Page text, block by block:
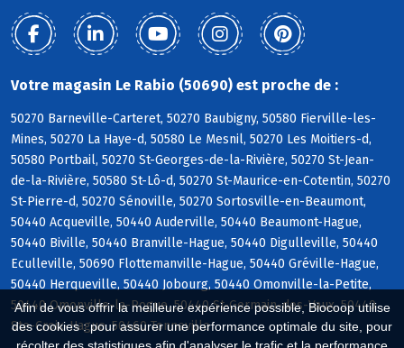
Afin de vous offrir la meilleure expérience possible, Biocoop utilise
des cookies : pour assurer une performance optimale du site, pour
Votre magasin Le Rabio (50690) est proche de :
50270 Barneville-Carteret, 50270 Baubigny, 50580 Fierville-les-
Mines, 50270 La Haye-d, 50580 Le Mesnil, 50270 Les Moitiers-d,
50580 Portbail, 50270 St-Georges-de-la-Rivière, 50270 St-Jean-
de-la-Rivière, 50580 St-Lô-d, 50270 St-Maurice-en-Cotentin, 50270
St-Pierre-d, 50270 Sénoville, 50270 Sortosville-en-Beaumont,
50440 Acqueville, 50440 Auderville, 50440 Beaumont-Hague,
50440 Biville, 50440 Branville-Hague, 50440 Digulleville, 50440
Eculleville, 50690 Flottemanville-Hague, 50440 Gréville-Hague,
50440 Herqueville, 50440 Jobourg, 50440 Omonville-la-Petite,
50440 Omonville-la-Rogue, 50440 St-Germain-des-Vaux, 50440
Ste-Croix-Hague, 50460 Tonneville